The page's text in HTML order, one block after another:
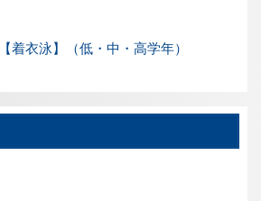
着衣泳】（低・中・高学年）